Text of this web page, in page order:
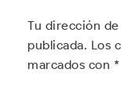
Tu dirección
publicada. Los
marcados con *